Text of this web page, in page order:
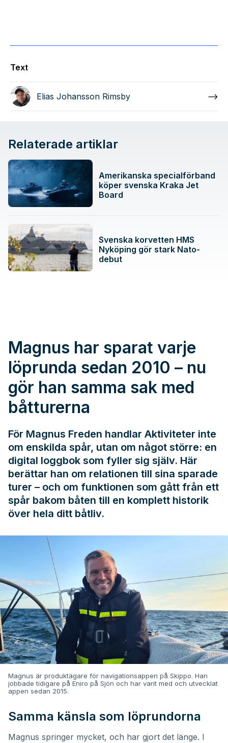
Text
Elias Johansson Rimsby
Relaterade artiklar
Amerikanska specialförband
köper svenska Kraka Jet
Board
Svenska korvetten HMS
Nyköping gör stark Nato-
debut
Magnus har sparat varje
löprunda sedan 2010 – nu
gör han samma sak med
båtturerna
För Magnus Freden handlar Aktiviteter inte
om enskilda spår, utan om något större: en
digital loggbok som fyller sig själv. Här
berättar han om relationen till sina sparade
turer – och om funktionen som gått från ett
spår bakom båten till en komplett historik
över hela ditt båtliv.
Magnus är produktägare för navigationsappen på Skippo. Han
jobbade tidigare på Eniro på Sjön och har varit med och utvecklat
appen sedan 2015.
Samma känsla som löprundorna
Magnus springer mycket, och har gjort det länge. I